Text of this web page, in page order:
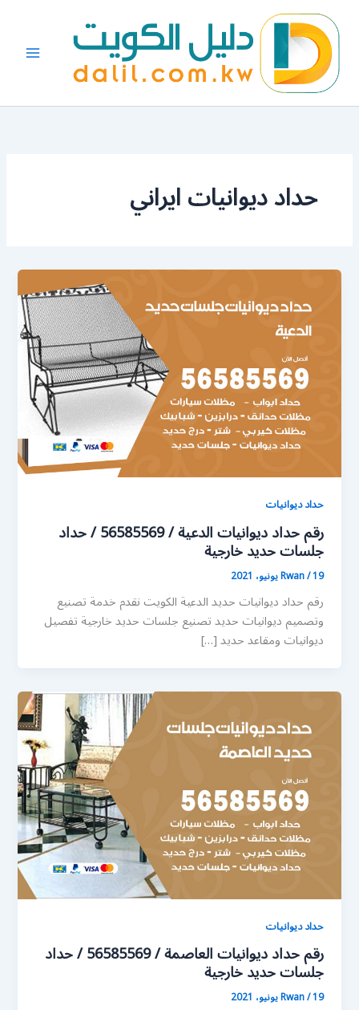
المحتوى
حداد ديوانيات ايراني
حداد ديوانيات
رقم حداد ديوانيات الدعية / 56585569 / حداد
جلسات حديد خارجية
Rwan/19 يونيو، 2021
رقم حداد ديوانيات حديد الدعية الكويت نقدم خدمة تصنيع
وتصميم ديوانيات حديد تصنيع جلسات حديد خارجية تفصيل
ديوانيات ومقاعد حديد […]
حداد ديوانيات
رقم حداد ديوانيات العاصمة / 56585569 / حداد
جلسات حديد خارجية
Rwan/19 يونيو، 2021